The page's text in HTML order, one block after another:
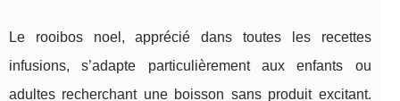
Le rooibos noel, apprécié dans toutes les recettes
infusions, s’adapte particulièrement aux enfants ou
adultes recherchant une boisson sans produit excitant.